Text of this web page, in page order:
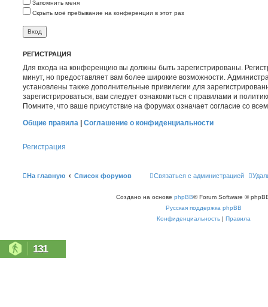
Запомнить меня
Скрыть моё пребывание на конференции в этот раз
РЕГИСТРАЦИЯ
Для входа на конференцию вы должны быть зарегистрированы.
минут, но предоставляет вам более широкие возможности.
установлены также дополнительные привилегии для
зарегистрироваться, вам следует ознакомиться с правилами и
Помните, что ваше присутствие на форумах означает согласие со
Общие правила
Соглашение о конфиденциальности
Регистрация
На главную Список форумов Связаться с администрацией
Создано на основе phpBB® Forum Software ©
Русская поддержка phpBB
Конфиденциальность | Правила
131